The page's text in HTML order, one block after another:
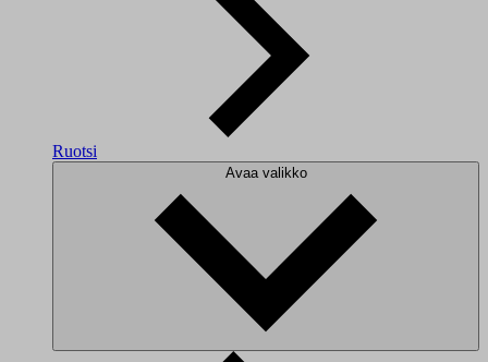
Ruotsi
Avaa valikko